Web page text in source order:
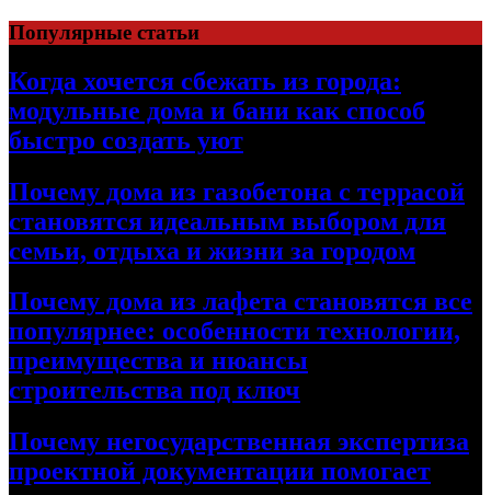
Перейти
к
содержимому
Популярные статьи
Когда хочется сбежать из города:
модульные дома и бани как способ
быстро создать уют
Почему дома из газобетона с террасой
становятся идеальным выбором для
семьи, отдыха и жизни за городом
Почему дома из лафета становятся все
популярнее: особенности технологии,
преимущества и нюансы
строительства под ключ
Почему негосударственная экспертиза
проектной документации помогает